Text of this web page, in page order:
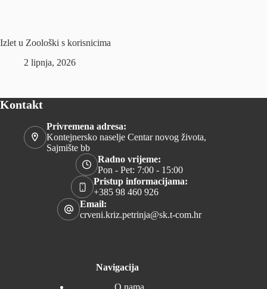
Izlet u Zoološki s korisnicima
2 lipnja, 2026
Kontakt
Privremena adresa:
Kontejnersko naselje Centar novog života,
Sajmište bb
Radno vrijeme:
Pon - Pet: 7:00 - 15:00
Pristup informacijama:
+385 98 460 926
Email:
crveni.kriz.petrinja@sk.t-com.hr
Navigacija